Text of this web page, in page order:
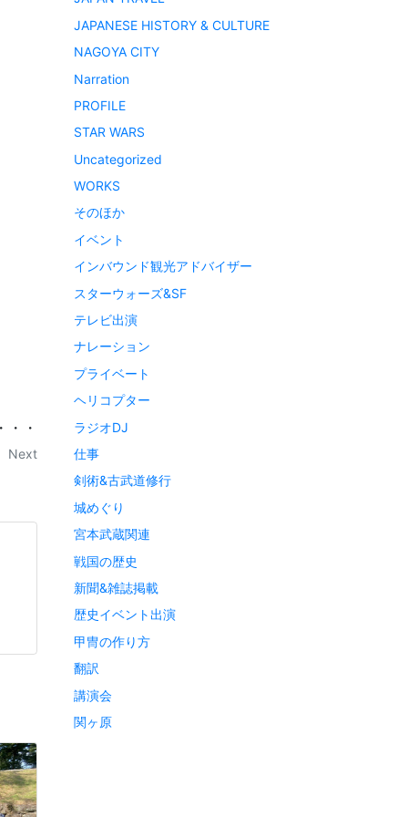
・
Next
JAPANESE HISTORY & CULTURE
NAGOYA CITY
Narration
PROFILE
STAR WARS
Uncategorized
WORKS
そのほか
イベント
インバウンド観光アドバイザー
スターウォーズ&SF
テレビ出演
ナレーション
プライベート
ヘリコプター
ラジオDJ
仕事
剣術&古武道修行
城めぐり
宮本武蔵関連
戦国の歴史
新聞&雑誌掲載
歴史イベント出演
甲冑の作り方
翻訳
講演会
関ヶ原